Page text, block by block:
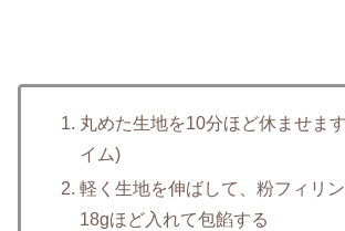
丸めた生地を10分ほど休ませま
イム)
軽く生地を伸ばして、粉フィリ
18gほど入れて包餡する